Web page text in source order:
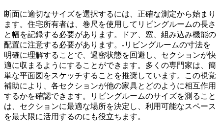
断面に適切なサイズを選択するには、正確な測定から始まり
ます。住宅所有者は、巻尺を使用してリビングルームの長さ
と幅を記録する必要があります。ドア、窓、組み込み機能の
配置に注意する必要があります。-リビングルームの寸法を
明確に理解することで、過密状態を回避し、セクションが快
適に収まるようにすることができます。多くの専門家は、簡
単な平面図をスケッチすることを推奨しています。この視覚
補助により、各セクションが他の家具とどのように相互作用
するかを確認できます。リビングルームのサイズを測ること
は、セクションに最適な場所を決定し、利用可能なスペース
を最大限に活用するのにも役立ちます。